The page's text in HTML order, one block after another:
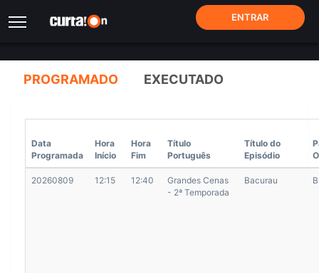
ENTRAR
GRADE DE PROGRAMAÇÃO (FORMATO ANCINE)
PROGRAMADO EXECUTADO
Data
Programada
Hora
Início
Hora
Fim
Título
Português
Título do
Episódio
20260809 12:15 12:40
Grandes Cenas
- 2ª Temporada
Bacurau